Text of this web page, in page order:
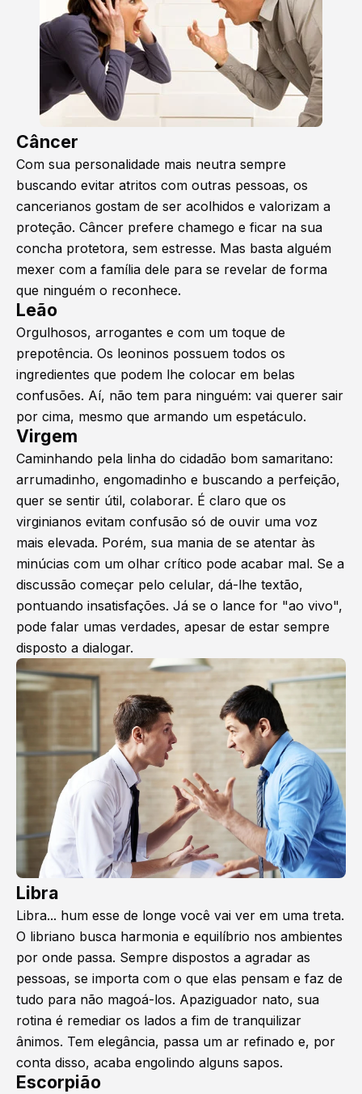
Câncer
Com sua personalidade mais neutra sempre
buscando evitar atritos com outras pessoas, os
cancerianos gostam de ser acolhidos e valorizam a
proteção. Câncer prefere chamego e ficar na sua
concha protetora, sem estresse. Mas basta alguém
mexer com a família dele para se revelar de forma
que ninguém o reconhece.
Leão
Orgulhosos, arrogantes e com um toque de
prepotência. Os leoninos possuem todos os
ingredientes que podem lhe colocar em belas
confusões. Aí, não tem para ninguém: vai querer sair
por cima, mesmo que armando um espetáculo.
Virgem
Caminhando pela linha do cidadão bom samaritano:
arrumadinho, engomadinho e buscando a perfeição,
quer se sentir útil, colaborar. É claro que os
virginianos evitam confusão só de ouvir uma voz
mais elevada. Porém, sua mania de se atentar às
minúcias com um olhar crítico pode acabar mal. Se a
discussão começar pelo celular, dá-lhe textão,
pontuando insatisfações. Já se o lance for "ao vivo",
pode falar umas verdades, apesar de estar sempre
disposto a dialogar.
Libra
Libra... hum esse de longe você vai ver em uma treta.
O libriano busca harmonia e equilíbrio nos ambientes
por onde passa. Sempre dispostos a agradar as
pessoas, se importa com o que elas pensam e faz de
tudo para não magoá-los. Apaziguador nato, sua
rotina é remediar os lados a fim de tranquilizar
ânimos. Tem elegância, passa um ar refinado e, por
conta disso, acaba engolindo alguns sapos.
Escorpião